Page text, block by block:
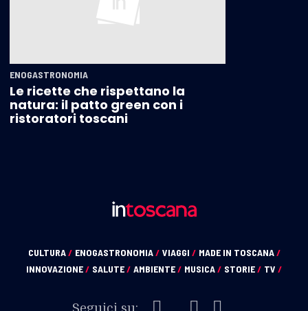
ENOGASTRONOMIA
Le ricette che rispettano la
natura: il patto green con i
ristoratori toscani
CULTURA/ ENOGASTRONOMIA/ VIAGGI / MADE IN TOSCANA/
INNOVAZIONE/ SALUTE/ AMBIENTE/ MUSICA/ STORIE/ TV /
Seguici su: